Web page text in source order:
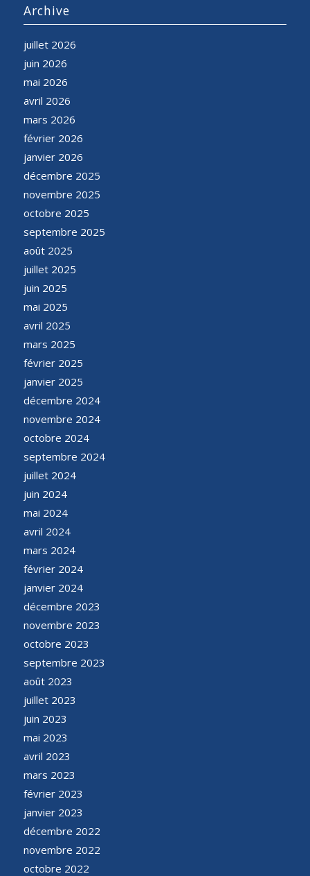
Archive
juillet 2026
juin 2026
mai 2026
avril 2026
mars 2026
février 2026
janvier 2026
décembre 2025
novembre 2025
octobre 2025
septembre 2025
août 2025
juillet 2025
juin 2025
mai 2025
avril 2025
mars 2025
février 2025
janvier 2025
décembre 2024
novembre 2024
octobre 2024
septembre 2024
juillet 2024
juin 2024
mai 2024
avril 2024
mars 2024
février 2024
janvier 2024
décembre 2023
novembre 2023
octobre 2023
septembre 2023
août 2023
juillet 2023
juin 2023
mai 2023
avril 2023
mars 2023
février 2023
janvier 2023
décembre 2022
novembre 2022
octobre 2022